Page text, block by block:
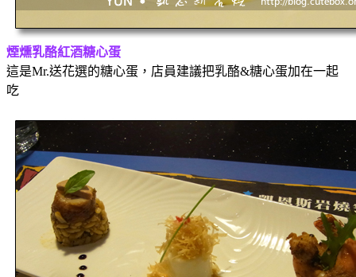
煙燻乳酪紅酒糖心蛋
這是Mr.送花選的糖心蛋，店員建議把乳酪&糖心蛋加在一起
吃